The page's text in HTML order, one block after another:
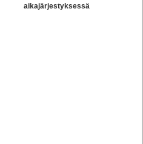
aikajärjestyksessä